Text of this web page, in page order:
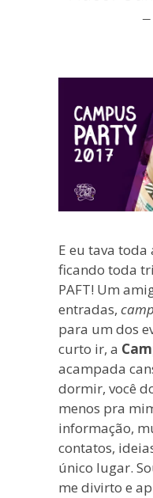
E eu tava
ficando toda
PAFT! Um
entradas,
para um dos
curto ir, a
acampada
dormir, você
menos pra
informação,
contatos,
único lugar.
me divirto e